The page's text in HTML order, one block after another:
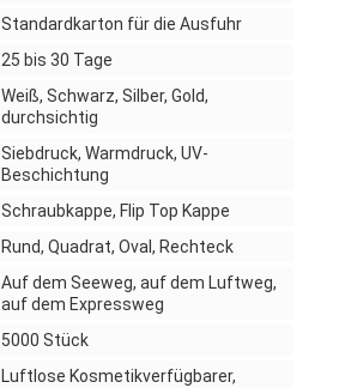
Standardkarton für die Ausfuhr
25 bis 30 Tage
Weiß, Schwarz, Silber, Gold,
durchsichtig
Siebdruck, Warmdruck, UV-
Beschichtung
Schraubkappe, Flip Top Kappe
Rund, Quadrat, Oval, Rechteck
Auf dem Seeweg, auf dem Luftweg,
auf dem Expressweg
5000 Stück
Luftlose Kosmetikverfügbarer,